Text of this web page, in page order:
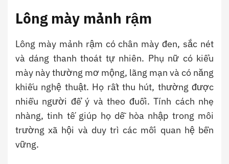
Lông mày mảnh rậm
Lông mày mảnh rậm có chân mày đen, sắc nét
và dáng thanh thoát tự nhiên. Phụ nữ có kiểu
mày này thường mơ mộng, lãng mạn và có năng
khiếu nghệ thuật. Họ rất thu hút, thường được
nhiều người để ý và theo đuổi. Tính cách nhẹ
nhàng, tinh tế giúp họ dễ hòa nhập trong môi
trường xã hội và duy trì các mối quan hệ bền
vững.